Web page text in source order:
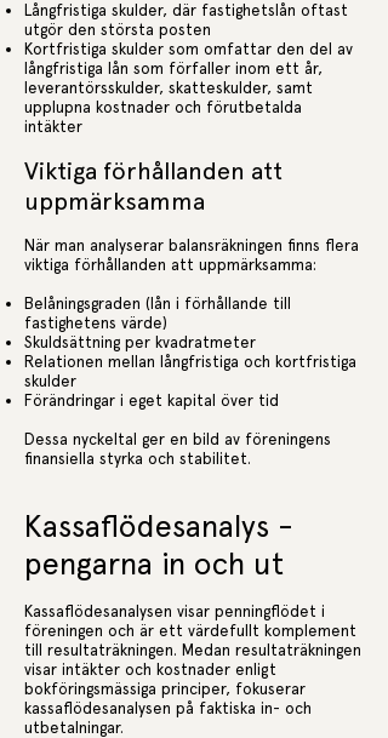
Långfristiga skulder, där fastighetslån oftast
utgör den största posten
Kortfristiga skulder som omfattar den del av
långfristiga lån som förfaller inom ett år,
leverantörsskulder, skatteskulder, samt
upplupna kostnader och förutbetalda
intäkter
Viktiga förhållanden att
uppmärksamma
När man analyserar balansräkningen finns flera
viktiga förhållanden att uppmärksamma:
Belåningsgraden (lån i förhållande till
fastighetens värde)
Skuldsättning per kvadratmeter
Relationen mellan långfristiga och kortfristiga
skulder
Förändringar i eget kapital över tid
Dessa nyckeltal ger en bild av föreningens
finansiella styrka och stabilitet.
Kassaflödesanalys -
pengarna in och ut
Kassaflödesanalysen visar penningflödet i
föreningen och är ett värdefullt komplement
till resultaträkningen. Medan resultaträkningen
visar intäkter och kostnader enligt
bokföringsmässiga principer, fokuserar
kassaflödesanalysen på faktiska in- och
utbetalningar.